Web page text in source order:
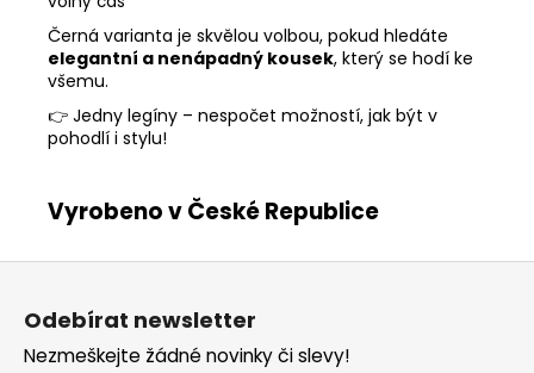
Černá varianta je skvělou volbou, pokud hledáte
elegantní a nenápadný kousek, který se hodí ke
všemu.
👉 Jedny legíny – nespočet možností, jak být v
pohodlí i stylu!
Vyrobeno v České Republice
Odebírat newsletter
Nezmeškejte žádné novinky či slevy!